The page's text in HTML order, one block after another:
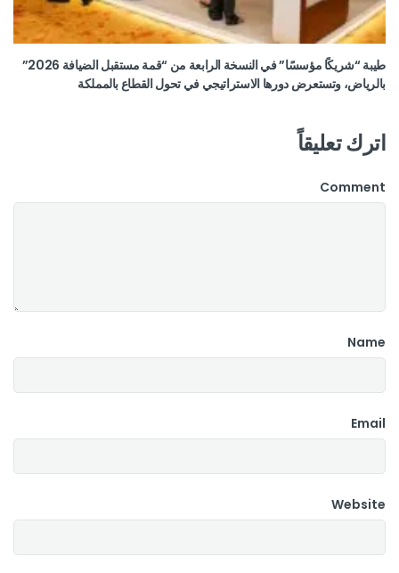
طيبة “شريكًا مؤسسًا” في النسخة الرابعة من “قمة مستقبل الضيافة 2026”
بالرياض، وتستعرض دورها الاستراتيجي في تحول القطاع بالمملكة
اترك تعليقاً
Comment
Name
Email
Website